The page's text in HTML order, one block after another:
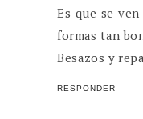
Es que se
formas tan
Besazos y
RESPONDER